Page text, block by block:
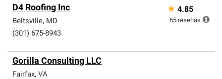
D4 Roofing Inc
Beltsville, MD
(301) 675-8943
★ 4.85
65 reseñas
Gorilla Consulting LLC
Fairfax, VA